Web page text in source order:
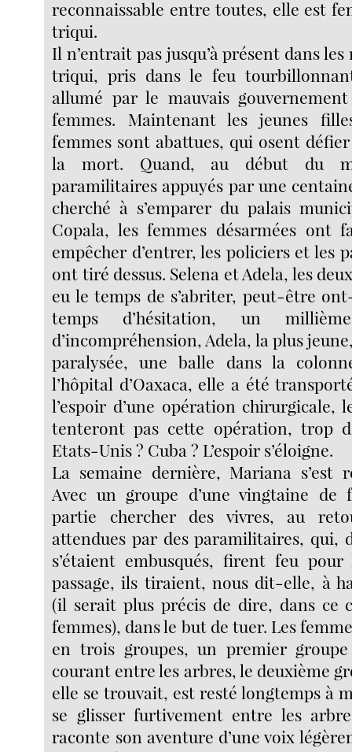
reconnaissable entre toutes, elle est
triqui.
Il n’entrait pas jusqu’à présent dans
triqui, pris dans le feu
allumé par le mauvais
femmes. Maintenant les jeunes
femmes sont abattues, qui osent
la mort. Quand, au début du
paramilitaires appuyés par une
cherché à s’emparer du palais
Copala, les femmes désarmées ont
empêcher d’entrer, les policiers et les
ont tiré dessus. Selena et Adela, les
eu le temps de s’abriter, peut-être
temps d’hésitation, un
d’incompréhension, Adela, la plus
paralysée, une balle dans la
l’hôpital d’Oaxaca, elle a été
l’espoir d’une opération chirurgicale,
tenteront pas cette opération, trop
Etats-Unis ? Cuba ? L’espoir s’éloigne.
La semaine dernière, Mariana s’est
Avec un groupe d’une vingtaine de
partie chercher des vivres, au
attendues par des paramilitaires, qui,
s’étaient embusqués, firent feu
passage, ils tiraient, nous dit-elle, à
(il serait plus précis de dire, dans ce
femmes), dans le but de tuer. Les
en trois groupes, un premier
courant entre les arbres, le deuxième
elle se trouvait, est resté longtemps à
se glisser furtivement entre les
raconte son aventure d’une voix